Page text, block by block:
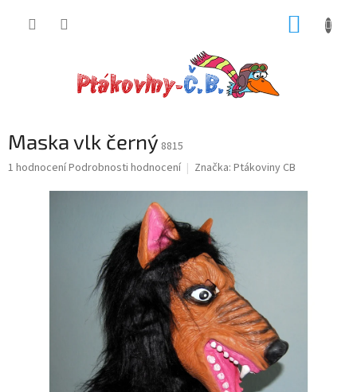
Maska vlk černý 8815
Průměrné
1 hodnoceníPodrobnosti hodnocení Značka: Ptákoviny CB